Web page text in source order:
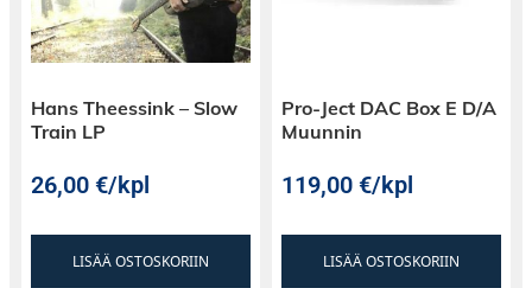
Hans Theessink – Slow
Train LP
26,00€/kpl
LISÄÄ OSTOSKORIIN
Pro-Ject DAC Box E D/A
Muunnin
119,00€/kpl
LISÄÄ OSTOSKORIIN